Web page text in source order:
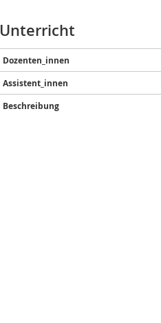
Unterricht
Dozenten_innen
Assistent_innen
Beschreibung